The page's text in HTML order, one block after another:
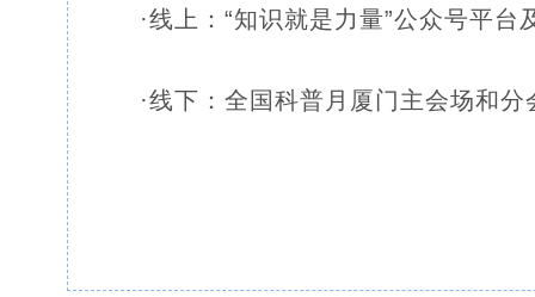
·线上：“知识就是力量”公众号平台
·线下：全国科普月厦门主会场和分